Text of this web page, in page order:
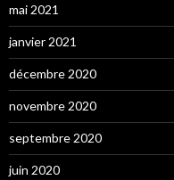
mai 2021
janvier 2021
décembre 2020
novembre 2020
septembre 2020
juin 2020